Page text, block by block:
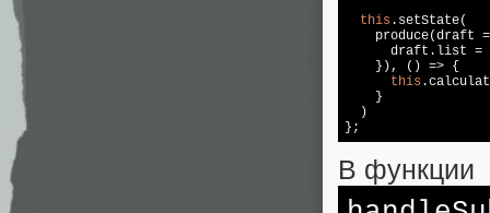
this .setState(
produce(draft
draft.list =
}), () => {
this
}
)
};
В функции